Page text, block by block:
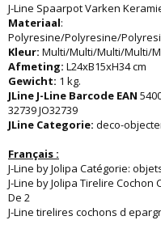
J-Line Spaarpot Varken
Materiaal:
Polyresine/Polyresine/
Kleur: Multi/Multi/Multi/Multi/
Afmeting: L24xB15xH34 cm
Gewicht: 1 kg.
JLine J-Line Barcode EAN
32739 JO32739
JLine Categorie: deco-
Français :
J-Line by Jolipa Catégorie:
J-Line by Jolipa Tirelire
De 2
J-Line tirelires cochons d